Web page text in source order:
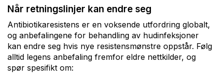
Når retningslinjer kan endre seg
Antibiotikaresistens er en voksende utfordring globalt,
og anbefalingene for behandling av hudinfeksjoner
kan endre seg hvis nye resistensmønstre oppstår. Følg
alltid legens anbefaling fremfor eldre nettkilder, og
spør spesifikt om: